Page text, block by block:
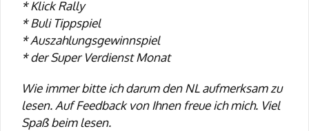
* Klick Rally
* Buli Tippspiel
* Auszahlungsgewinnspiel
* der Super Verdienst Monat
Wie immer bitte ich darum den NL aufmerksam zu
lesen. Auf Feedback von Ihnen freue ich mich. Viel
Spaß beim lesen.